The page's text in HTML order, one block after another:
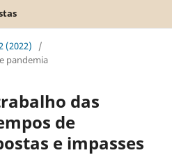
(2022)
/
pandemia
das
de
e impasses